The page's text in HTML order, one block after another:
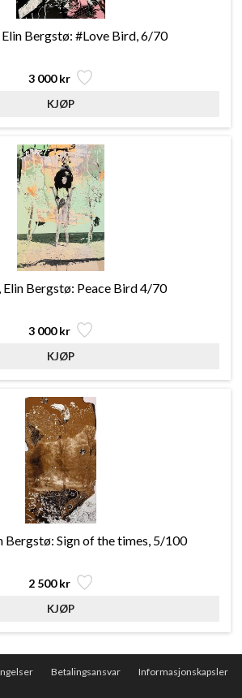
Elin Bergstø: #Love Bird, 6/70
3 000 kr
Elin Bergstø: Peace Bird 4/70
3 000 kr
Bergstø: Sign of the times, 5/100
2 500 kr
Betalingsansvar Informasjonskapsler